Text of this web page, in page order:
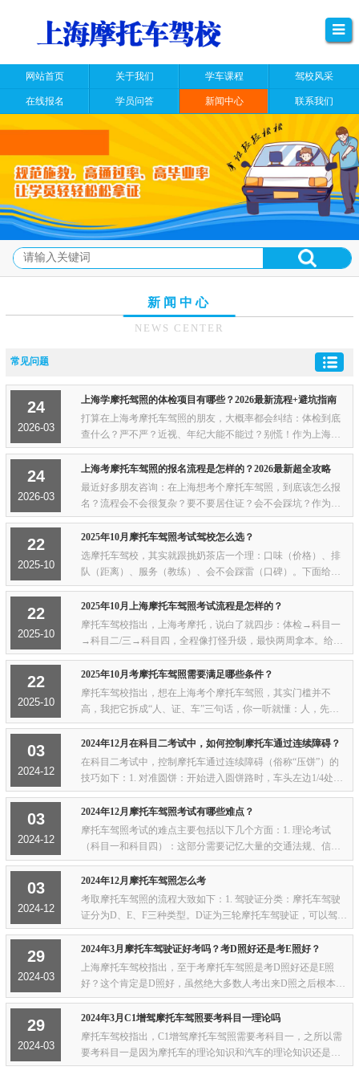
网站首页 关于我们 学车课程 驾校风采
在线报名 学员问答 新闻中心 联系我们
新闻中心
NEWS CENTER
常见问题
24
2026-03
上海学摩托驾照的体检项目有哪些？2026最新流程+避坑指南
打算在上海考摩托车驾照的朋友，大概率都会纠结：体检到底
查什么？严不严？近视、年纪大能不能过？别慌！作为上海摩
托驾考老司机，今天把2026年最新体检项目、合格标准、实操
细节全扒出来，口语化干货无废话，不管是...
24
2026-03
上海考摩托车驾照的报名流程是怎样的？2026最新超全攻略
最近好多朋友咨询：在上海想考个摩托车驾照，到底该怎么报
名？流程会不会很复杂？要不要居住证？会不会踩坑？作为刚
拿证不久的过来人，我把2026年上海摩托驾照报名+考试全流程
整理得明明白白，全程口语化讲解，没有生...
22
2025-10
2025年10月摩托车驾照考试驾校怎么选？
选摩托车驾校，其实就跟挑奶茶店一个理：口味（价格）、排
队（距离）、服务（教练）、会不会踩雷（口碑）。下面给你
一份“人话版”挑驾校攻略，照着打勾就行——先锁定“离家近”上
海摩托驾校基本都在外环外：懒得跑...
22
2025-10
2025年10月上海摩托车驾照考试流程是怎样的？
摩托车驾校指出，上海考摩托，说白了就四步：体检→科目一
→科目二/三→科目四，全程像打怪升级，最快两周拿本。给你
捋一遍“玩家路线”——体检：找个有“驾驶人体检”牌子的社区医
院，半小时完事。量身高、看色盲、...
22
2025-10
2025年10月考摩托车驾照需要满足哪些条件？
摩托车驾校指出，想在上海考个摩托车驾照，其实门槛并不
高，我把它拆成“人、证、车”三句话，你一听就懂：人，先照
照镜子年龄：想开轻便摩托（F照），18～70岁都行；想开两
轮/三轮（E/D照），18～60岁直接报，60～7...
03
2024-12
2024年12月在科目二考试中，如何控制摩托车通过连续障碍？
在科目二考试中，控制摩托车通过连续障碍（俗称“压饼”）的
技巧如下：1. 对准圆饼：开始进入圆饼路时，车头左边1/4处对
准1、2号圆饼左边的斜切线进入。2. 利用参照物：行进至车挡
风玻璃左下角对准3号圆饼中心时，向...
03
2024-12
2024年12月摩托车驾照考试有哪些难点？
摩托车驾照考试的难点主要包括以下几个方面：1. 理论考试
（科目一和科目四）：这部分需要记忆大量的交通法规、信号
和安全知识。虽然题目数量相对较少，但知识点繁琐，需要通
过大量刷题和记忆来掌握。一些特定的题目，...
03
2024-12
2024年12月摩托车驾照怎么考
考取摩托车驾照的流程大致如下：1. 驾驶证分类：摩托车驾驶
证分为D、E、F三种类型。D证为三轮摩托车驾驶证，可以驾驶
三轮摩托车以及E、F型摩托车；E证为普通二轮摩托车驾驶证，
可以驾驶普通二轮摩托车以及F型摩托车；...
29
2024-03
2024年3月摩托车驾驶证好考吗？考D照好还是考E照好？
上海摩托车驾校指出，至于考摩托车驾照是考D照好还是E照
好？这个肯定是D照好，虽然绝大多数人考出来D照之后根本不
会骑三轮摩托车。但是我还是建议你考D照。因为D照确实比较
简单。摩托车考D照好还是考E照好D照和E照考...
29
2024-03
2024年3月C1增驾摩托车驾照要考科目一理论吗
摩托车驾校指出，C1增驾摩托车驾照需要考科目一，之所以需
要考科目一是因为摩托车的理论知识和汽车的理论知识还是会
有一定的区别，尤其是在一些交通指示牌上面，摩托车有专门